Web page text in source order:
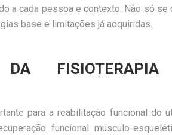
a cada pessoa e contexto. Não só
base e limitações já adquiridas.
DA
para a reabilitação funcional do
funcional músculo-